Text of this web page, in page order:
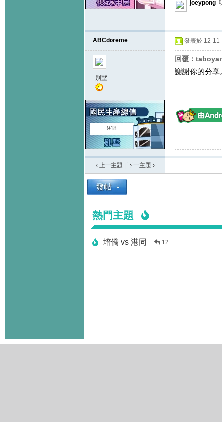
joeypong
ABCdoreme
別墅
948
發表於 12-
回覆：
謝謝你的分享
‹ 上一主題 下一主題 ›
熱門主題
培僑 vs 港同 12